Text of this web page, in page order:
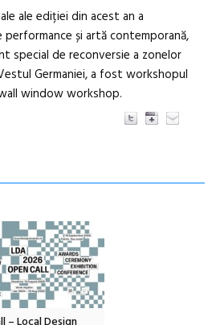
ale ediției din acest an a
și artă contemporană,
special de reconversie a zonelor
Germaniei, a fost workshopul
window workshop.